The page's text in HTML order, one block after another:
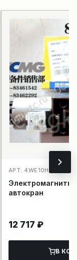
АРТ: 4WE10H-A/
автокран
12 717 ₽
В